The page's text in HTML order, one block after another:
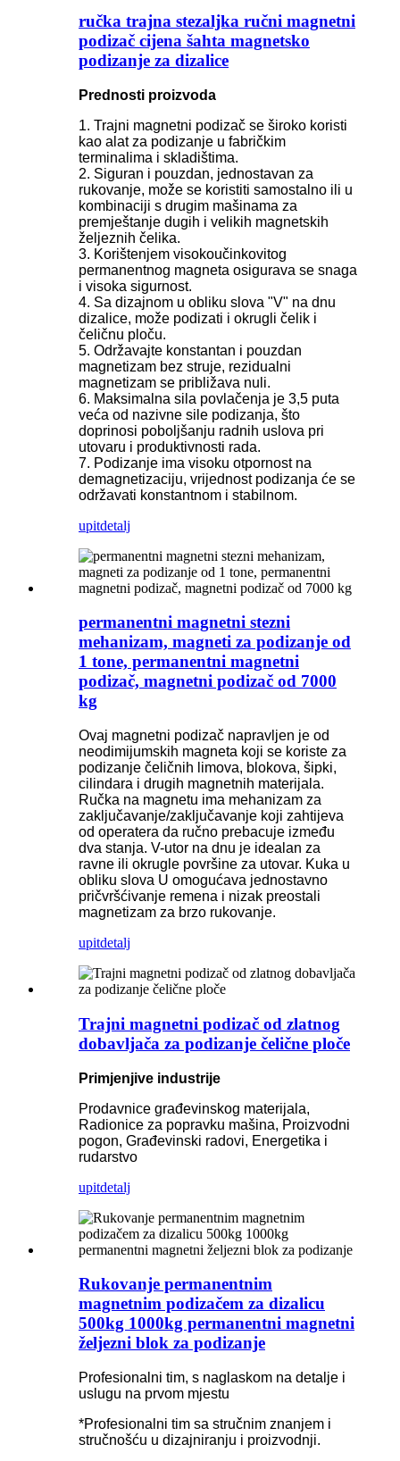
ručka trajna stezaljka ručni magnetni
podizač cijena šahta magnetsko
podizanje za dizalice
Prednosti proizvoda
1. Trajni magnetni podizač se široko koristi
kao alat za podizanje u fabričkim
terminalima i skladištima.
2. Siguran i pouzdan, jednostavan za
rukovanje, može se koristiti samostalno ili u
kombinaciji s drugim mašinama za
premještanje dugih i velikih magnetskih
željeznih čelika.
3. Korištenjem visokoučinkovitog
permanentnog magneta osigurava se snaga
i visoka sigurnost.
4. Sa dizajnom u obliku slova "V" na dnu
dizalice, može podizati i okrugli čelik i
čeličnu ploču.
5. Održavajte konstantan i pouzdan
magnetizam bez struje, rezidualni
magnetizam se približava nuli.
6. Maksimalna sila povlačenja je 3,5 puta
veća od nazivne sile podizanja, što
doprinosi poboljšanju radnih uslova pri
utovaru i produktivnosti rada.
7. Podizanje ima visoku otpornost na
demagnetizaciju, vrijednost podizanja će se
održavati konstantnom i stabilnom.
upitdetalj
permanentni magnetni stezni
mehanizam, magneti za podizanje od
1 tone, permanentni magnetni
podizač, magnetni podizač od 7000
kg
Ovaj magnetni podizač napravljen je od
neodimijumskih magneta koji se koriste za
podizanje čeličnih limova, blokova, šipki,
cilindara i drugih magnetnih materijala.
Ručka na magnetu ima mehanizam za
zaključavanje/zaključavanje koji zahtijeva
od operatera da ručno prebacuje između
dva stanja. V-utor na dnu je idealan za
ravne ili okrugle površine za utovar. Kuka u
obliku slova U omogućava jednostavno
pričvršćivanje remena i nizak preostali
magnetizam za brzo rukovanje.
upitdetalj
Trajni magnetni podizač od zlatnog
dobavljača za podizanje čelične ploče
Primjenjive industrije
Prodavnice građevinskog materijala,
Radionice za popravku mašina, Proizvodni
pogon, Građevinski radovi, Energetika i
rudarstvo
upitdetalj
Rukovanje permanentnim
magnetnim podizačem za dizalicu
500kg 1000kg permanentni magnetni
željezni blok za podizanje
Profesionalni tim, s naglaskom na detalje i
uslugu na prvom mjestu
*Profesionalni tim sa stručnim znanjem i
stručnošću u dizajniranju i proizvodnji.